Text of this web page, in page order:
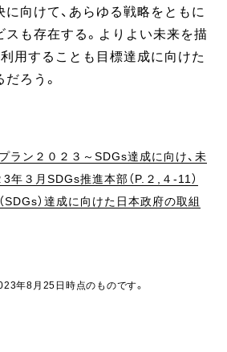
向けて、あらゆる戦略をともに
も存在する。よりよい未来を描
利用することも目標達成に向けた
ろう。
ラン２０２３～SDGs達成に向け、未
年３月SDGs推進本部（P.２,４-11）
SDGs）達成に向けた日本政府の取組
年8月25日時点のものです。